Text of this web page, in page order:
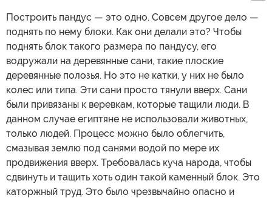
Построить пандус — это одно. Совсем другое дело —
поднять по нему блоки. Как они делали это? Чтобы
поднять блок такого размера по пандусу, его
водружали на деревянные сани, такие плоские
деревянные полозья. Но это не катки, у них не было
колес или типа. Эти сани просто тянули вверх. Сани
были привязаны к веревкам, которые тащили люди. В
данном случае египтяне не использовали животных,
только людей. Процесс можно было облегчить,
смазывая землю под санями водой по мере их
продвижения вверх. Требовалась куча народа, чтобы
сдвинуть и тащить хоть один такой каменный блок. Это
каторжный труд. Это было чрезвычайно опасно и